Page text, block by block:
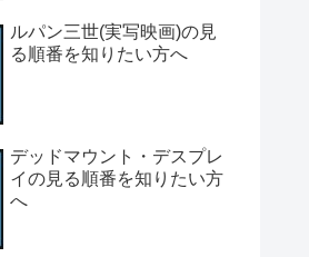
ルパン三世(実写映画)の見
る順番を知りたい方へ
デッドマウント・デスプレ
イの見る順番を知りたい方
へ